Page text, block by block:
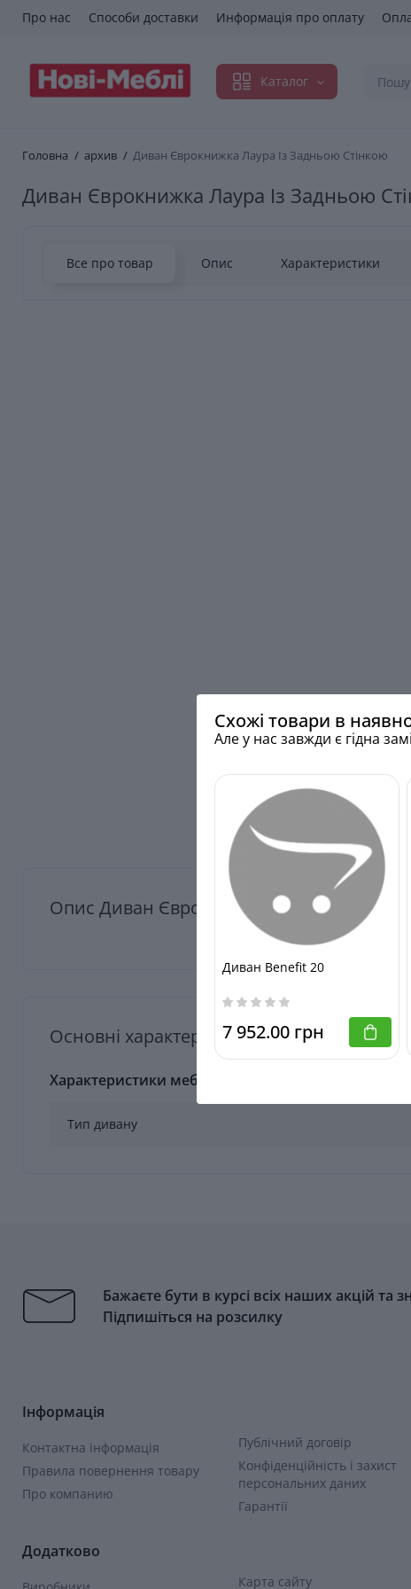
Про нас Способи доставки Информація про оплату
Каталог
Головна архив Диван Єврокнижка Лаура Із Задньою Стінкою
Диван Єврокнижка Лаура Із Задньою
Все про товар Опис Характеристики
Опис Диван Єврокнижка Лаура Із
Основні характеристики Диван
Характеристики меблів
Тип дивану
Бажаєте бути в курсі всіх наших акцій та
Підпишіться на розсилку
Інформація
Контактна інформація
Правила повернення товару
Про компанию
Публічний договір
Конфіденційність і захист
персональних даних
Гарантії
Додатково
Карта сайту
Схожі товари в
Але у нас завжди є гідна
Диван Benefit 20
7 952.00 грн